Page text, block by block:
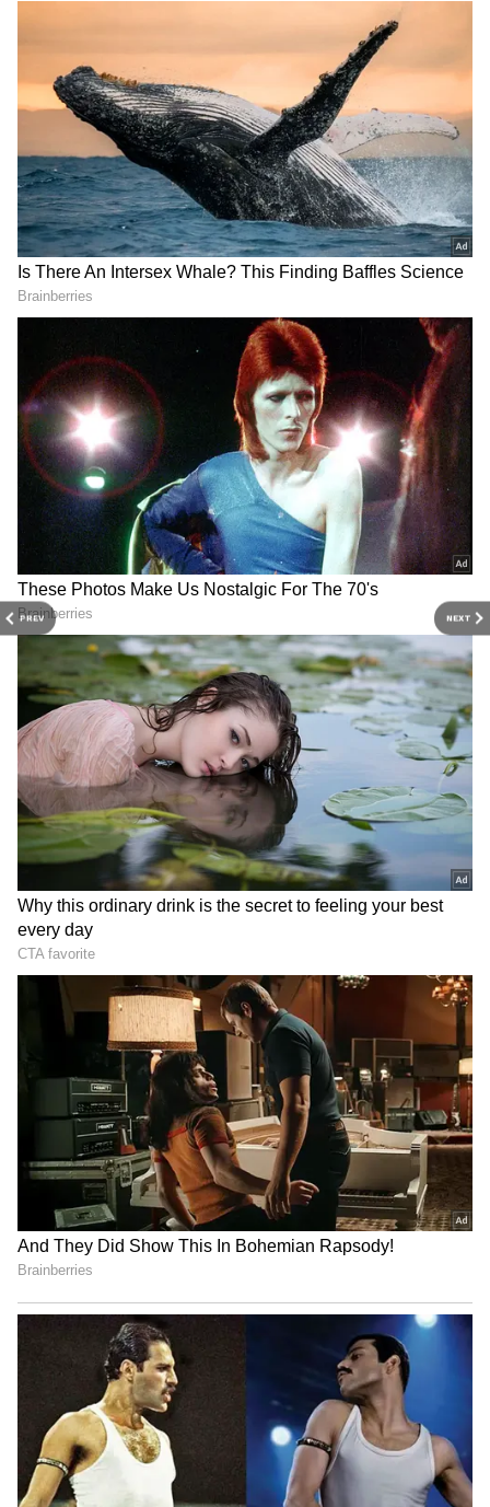
PREV NEXT
Image Credit : Asianet News
మూడు నెలల తర్వాత ఓటీటీలోకి వచ్చిన బరాబర్‌
ఈ సినిమా థియేటర్లలో కనీసం కోటి రూపాయలు కూడా
వసూలు చేయలేదు. ప్రారంభంలో ఫర్వాలేదనిపించినా, ఆ
తర్వాత ఏమాత్రం సత్తా చాటలేకపోయింది. ఈ మూవీ
విషయంలో హీరో చేసిన వివాదం సినిమాకి నెగటివిటీగా
మూవీని చూసేందుకు పెద్దగా ఆసక్తి చూపించలేదు. ఇప్పుడు
ఓటీటీలోకి వచ్చింది. దాదాపు మూడు నెలల గ్యాప్‌తో ఈ
చిత్రం ఓటీటీలోకి వచ్చింది. ప్రస్తుతం ప్రైమ్‌లో స్ట్రీమింగ్
అవుతుంది.
Related Articles
Vijay Deverakonda కెరీర్‌పై ఆందోళన చెందిన ఏకైక
మహిళ ఎవరో తెలుసా?.. పెళ్లైన వెంటనే ఆమె సమాధి
వద్దకు విజయ్‌, రష్మిక
Gang Leader: చిరంజీవి గ్యాంగ్‌ లీడర్‌తో పోటీపడి
చిత్తైపోయిన సూపర్‌ స్టార్‌ కృష్ణ, కృష్ణంరాజు..
రాజేంద్రప్రసాద్‌ రాక్‌
3
Image Credit : Asianet News